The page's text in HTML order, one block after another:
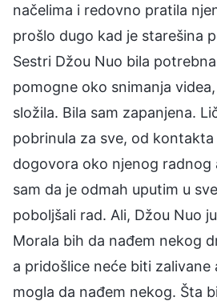
načelima i redovno pratila
prošlo dugo kad je starešina
Sestri Džou Nuo bila
pomogne oko snimanja
složila. Bila sam zapanjena.
pobrinula za sve, od kontakta
dogovora oko njenog radnog
sam da je odmah uputim u
poboljšali rad. Ali, Džou Nuo
Morala bih da nađem nekog
a pridošlice neće biti zalivane
mogla da nađem nekog. Šta